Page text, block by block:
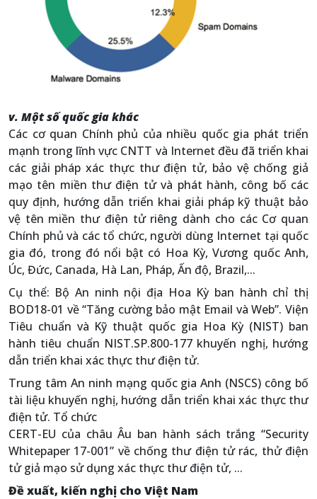
v. Một số quốc gia khác
Các cơ quan Chính phủ của nhiều quốc gia phát triển
mạnh trong lĩnh vực CNTT và Internet đều đã triển khai
các giải pháp xác thực thư điện tử, bảo vệ chống giả
mạo tên miền thư điện tử và phát hành, công bố các
quy định, hướng dẫn triển khai giải pháp kỹ thuật bảo
vệ tên miền thư điện tử riêng dành cho các Cơ quan
Chính phủ và các tổ chức, người dùng Internet tại quốc
gia đó, trong đó nổi bật có Hoa Kỳ, Vương quốc Anh,
Úc, Đức, Canada, Hà Lan, Pháp, Ấn độ, Brazil,...
Cụ thể: Bộ An ninh nội địa Hoa Kỳ ban hành chỉ thị
BOD18-01 về “Tăng cường bảo mật Email và Web”. Viện
Tiêu chuẩn và Kỹ thuật quốc gia Hoa Kỳ (NIST) ban
hành tiêu chuẩn NIST.SP.800-177 khuyến nghị, hướng
dẫn triển khai xác thực thư điện tử.
Trung tâm An ninh mạng quốc gia Anh (NSCS) công bố
tài liệu khuyến nghị, hướng dẫn triển khai xác thực thư
điện tử. Tổ chức
CERT-EU của châu Âu ban hành sách trắng “Security
Whitepaper 17-001” về chống thư điện tử rác, thử điện
tử giả mạo sử dụng xác thực thư điện tử, ...
Đề xuất, kiến nghị cho Việt Nam